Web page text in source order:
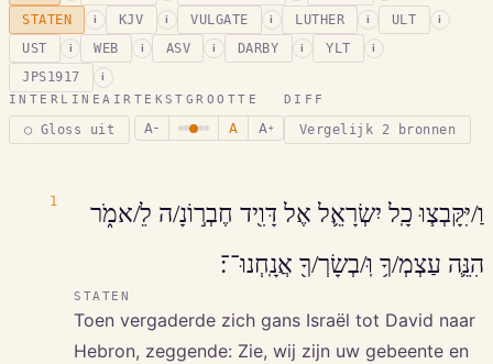
STATEN i KJV i VULGATE i LUTHER i ULT i
UST i WEB i ASV i DARBY i YLT i
JPS1917 i
INTERLINEAIR
○ Gloss uit
TEKSTGROOTTE
A− A A+
DIFF
Vergelijk 2 bronnen
1
וַ/יִּקָּבְצ֧וּ כָֽל יִשְׂרָאֵ֛ל אֶל דָּוִ֖יד חֶבְר֣וֹנָ/ה לֵ/אמֹ֑ר
הִנֵּ֛ה עַצְמְ/ךָ֥ וּֽ/בְשָׂרְ/ךָ֖ אֲנָֽחְנוּ־־׃
STATEN
Toen vergaderde zich gans Israël tot David naar
Hebron, zeggende: Zie, wij zijn uw gebeente en